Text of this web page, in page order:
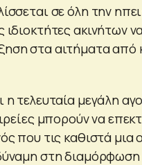
σε όλη την
ακινήτων
στα αιτήματα από
η τελευταία μεγάλη
μπορούν να
που τις καθιστά μια
στη